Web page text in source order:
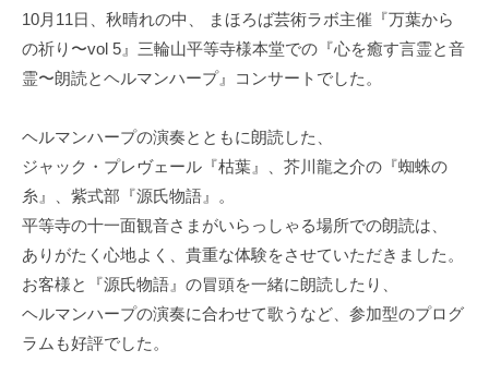
10月11日、秋晴れの中、 まほろば芸術ラボ主催『万葉から
の祈り〜vol 5』三輪山平等寺様本堂での『心を癒す言霊と音
霊〜朗読とヘルマンハープ』コンサートでした。
ヘルマンハープの演奏とともに朗読した、
ジャック・プレヴェール『枯葉』、芥川龍之介の『蜘蛛の
糸』、紫式部『源氏物語』。
平等寺の十一面観音さまがいらっしゃる場所での朗読は、
ありがたく心地よく、貴重な体験をさせていただきました。
お客様と『源氏物語』の冒頭を一緒に朗読したり、
ヘルマンハープの演奏に合わせて歌うなど、参加型のプログ
ラムも好評でした。